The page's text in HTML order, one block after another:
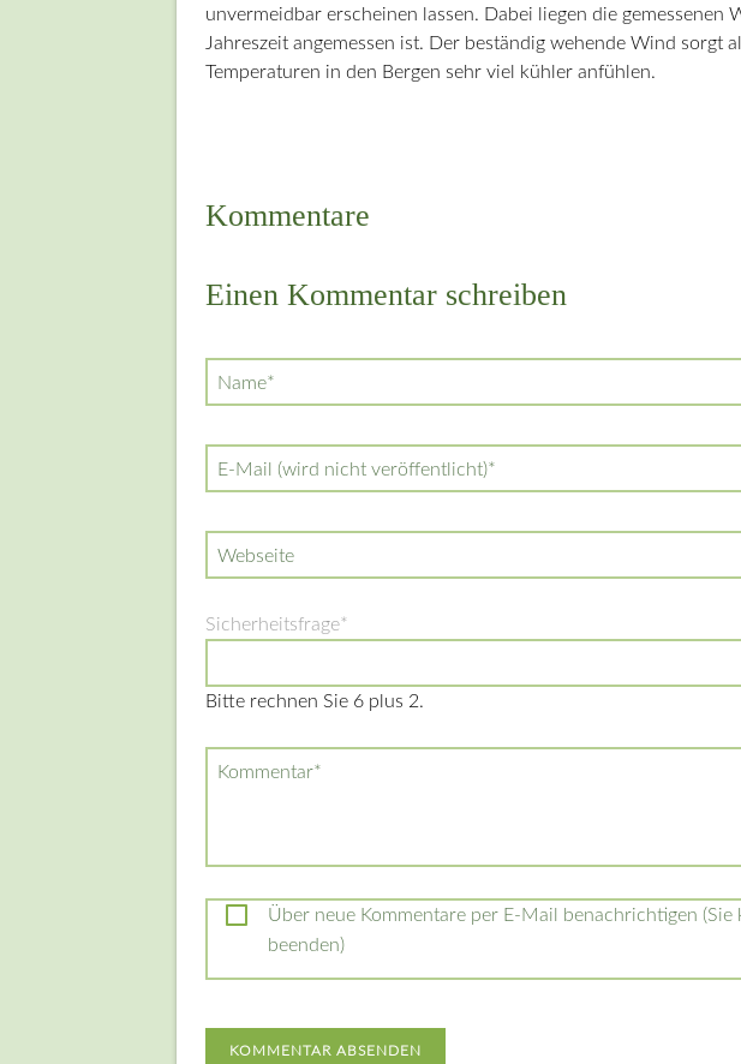
unvermeidbar erscheinen lassen. Dabei liegen die gemessenen
Jahreszeit angemessen ist. Der beständig wehende Wind sorgt
Temperaturen in den Bergen sehr viel kühler anfühlen.
Kommentare
Einen Kommentar schreiben
Pflichtfeld
Name*
Pflichtfeld
E-Mail (wird nicht veröffentlicht)*
Webseite
Pflichtfeld
Sicherheitsfrage*
Bitte rechnen Sie 6 plus 2.
Pflichtfeld
Kommentar*
Über neue Kommentare per E-Mail benachrichtigen
beenden)
KOMMENTAR ABSENDEN